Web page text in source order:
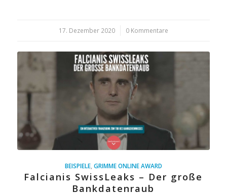
17. Dezember 2020
/ 0 Kommentare
BEISPIELE, GRIMME ONLINE AWARD
Falcianis SwissLeaks – Der große
Bankdatenraub